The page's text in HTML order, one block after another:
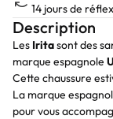
14 jours de
Description
Les Iritasont des
marque espagnole
Cette chaussure
La marque
pour vous